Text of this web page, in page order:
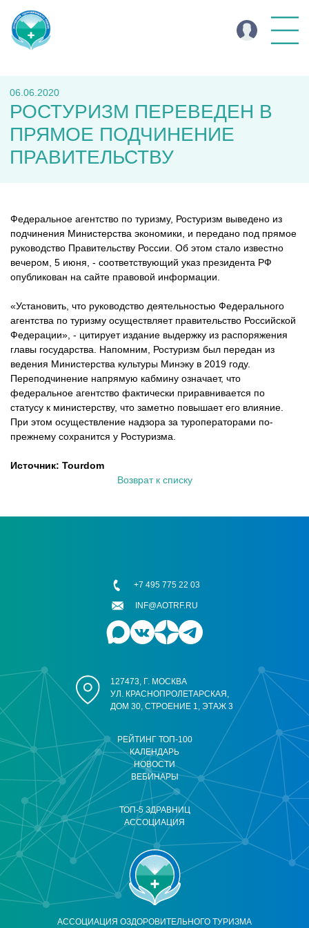
06.06.2020
РОСТУРИЗМ ПЕРЕВЕДЕН В
ПРЯМОЕ ПОДЧИНЕНИЕ
ПРАВИТЕЛЬСТВУ
Федеральное агентство по туризму, Ростуризм выведено из
подчинения Министерства экономики, и передано под прямое
руководство Правительству России. Об этом стало известно
вечером, 5 июня, - соответствующий указ президента РФ
опубликован на сайте правовой информации.
«Установить, что руководство деятельностью Федерального
агентства по туризму осуществляет правительство Российской
Федерации» , - цитирует издание выдержку из распоряжения
главы государства. Напомним, Ростуризм был передан из
ведения Министерства культуры Минэку в 2019 году.
Переподчинение напрямую кабмину означает, что
федеральное агентство фактически приравнивается по
статусу к министерству, что заметно повышает его влияние.
При этом осуществление надзора за туроператорами по-
прежнему сохранится у Ростуризма.
Источник: Tourdom
Возврат к списку
АССОЦИАЦИЯ ОЗДОРОВИТЕЛЬНОГО ТУРИЗМА
РЕЙТИНГ ТОП-100
КАЛЕНДАРЬ
НОВОСТИ
ВЕБИНАРЫ
ТОП-5 ЗДРАВНИЦ
АССОЦИАЦИЯ
127473, Г. МОСКВА
УЛ. КРАСНОПРОЛЕТАРСКАЯ,
ДОМ 30, СТРОЕНИЕ 1, ЭТАЖ 3
+7 495 775 22 03
INF@AOTRF.RU